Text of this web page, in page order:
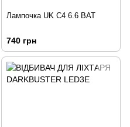
Лампочка UK С4 6.6 ВАТ
740 грн